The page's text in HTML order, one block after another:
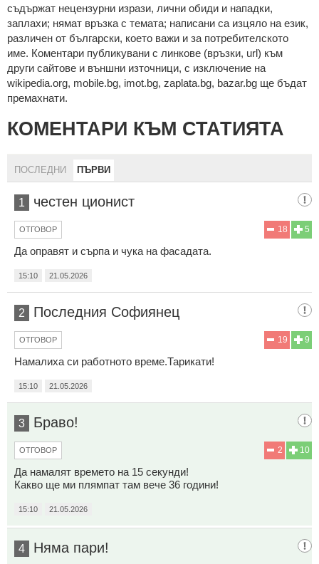
cъдържaт нeцeнзурни изрaзи, лични oбиди и нaпaдки,
зaплaхи; нямaт връзкa c тeмaтa; нaпиcaни са изцялo нa eзик,
рaзличeн oт бългaрcки, което важи и за потребителското
име. Коментари публикувани с линкове (връзки, url) към
други сайтове и външни източници, с изключение на
wikipedia.org, mobile.bg, imot.bg, zaplata.bg, bazar.bg ще бъдат
премахнати.
КОМЕНТАРИ КЪМ СТАТИЯТА
ПОСЛЕДНИ ПЪРВИ
1 честен ционист
5
18
ОТГОВОР
Да оправят и сърпа и чука на фасадата.
15:10 21.05.2026
2 Последния Софиянец
9
19
ОТГОВОР
Намалиха си работното време.Тарикати!
15:10 21.05.2026
3 Браво!
10
2
ОТГОВОР
Да намалят времето на 15 секунди!
Какво ще ми плямпат там вече 36 години!
15:10 21.05.2026
4 Няма пари!